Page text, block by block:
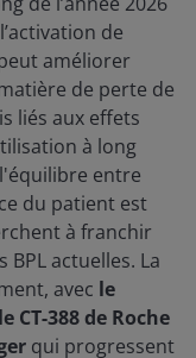
de
améliorer
de perte de
liés aux effets
à long
entre
du patient est
à franchir
actuelles. La
avec le
CT-388 de Roche
qui progressent